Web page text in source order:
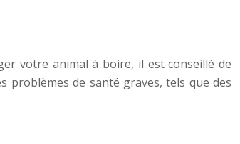
votre animal à boire, il est conseillé de
problèmes de santé graves, tels que des